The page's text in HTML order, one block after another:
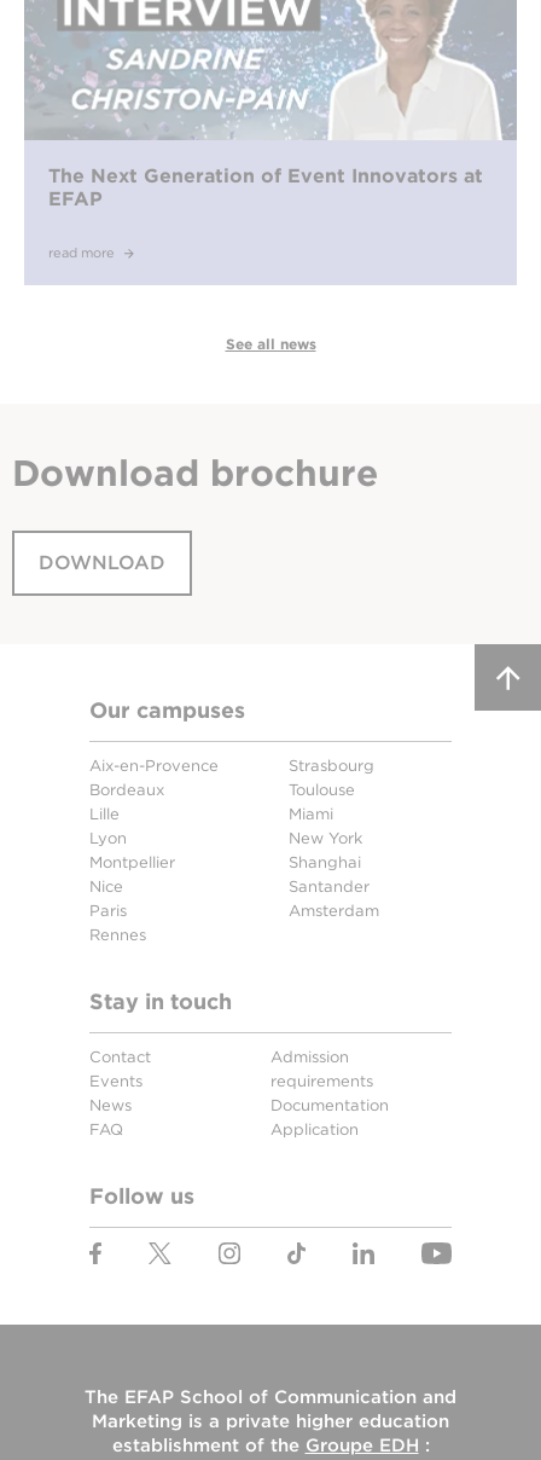
The Next Generation of Event Innovators at
EFAP
read more
See all news
Download brochure
DOWNLOAD
Our campuses
Aix-en-Provence
Bordeaux
Lille
Lyon
Montpellier
Nice
Paris
Rennes
Strasbourg
Toulouse
Miami
New York
Shanghai
Santander
Amsterdam
Stay in touch
Contact
Events
News
FAQ
Admission
requirements
Documentation
Application
Follow us
The EFAP School of Communication and
Marketing is a private higher education
establishment of the Groupe EDH :